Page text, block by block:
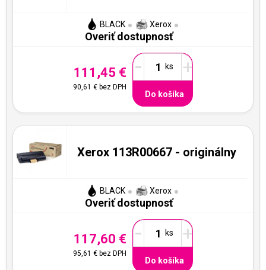
BLACK Xerox
Overiť dostupnosť
111,45 €
90,61 € bez DPH
- +
Do košíka
Xerox 113R00667 - originálny
BLACK Xerox
Overiť dostupnosť
117,60 €
95,61 € bez DPH
- +
Do košíka